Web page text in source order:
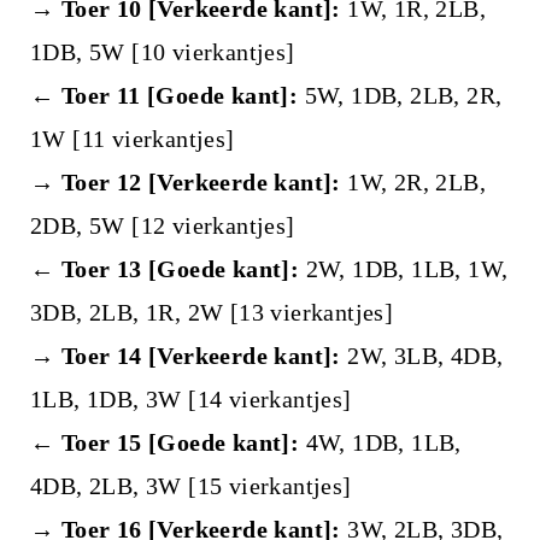
→ Toer 10 [Verkeerde kant]: 1W, 1R, 2LB,
1DB, 5W [10 vierkantjes]
← Toer 11 [Goede kant]: 5W, 1DB, 2LB, 2R,
1W [11 vierkantjes]
→ Toer 12 [Verkeerde kant]: 1W, 2R, 2LB,
2DB, 5W [12 vierkantjes]
← Toer 13 [Goede kant]: 2W, 1DB, 1LB, 1W,
3DB, 2LB, 1R, 2W [13 vierkantjes]
→ Toer 14 [Verkeerde kant]: 2W, 3LB, 4DB,
1LB, 1DB, 3W [14 vierkantjes]
← Toer 15 [Goede kant]: 4W, 1DB, 1LB,
4DB, 2LB, 3W [15 vierkantjes]
→ Toer 16 [Verkeerde kant]: 3W, 2LB, 3DB,